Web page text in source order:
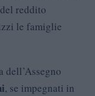
reddito
le famiglie
dell’Assegno
, se impegnati in